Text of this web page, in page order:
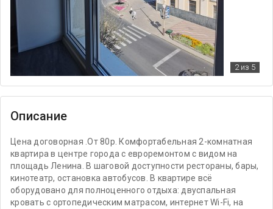
2из 5
Описание
Цена договорная .От 80р. Комфортабельная 2-комнатная
квартира в центре города с евроремонтом с видом на
площадь Ленина. В шаговой доступности рестораны, бары,
кинотеатр, остановка автобусов. В квартире всё
оборудовано для полноценного отдыха: двуспальная
кровать с ортопедическим матрасом, интернет Wi-Fi, на